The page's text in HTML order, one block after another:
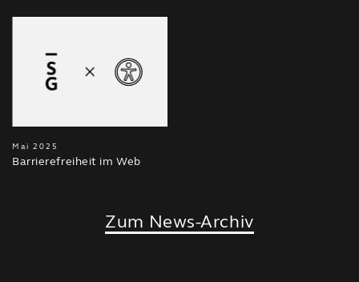
Mai 2025
Barrierefreiheit im Web
Zum News-Archiv